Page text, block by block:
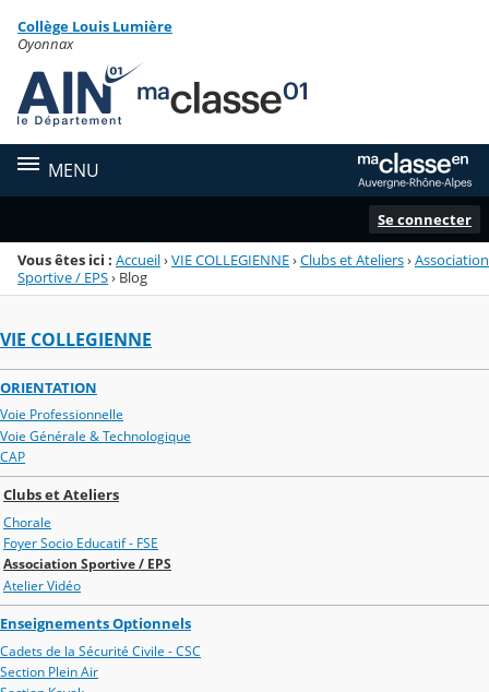
Menu de la rubrique
Contenu
Collège Louis Lumière
Oyonnax
MENU
Se connecter
Vous êtes ici : Accueil›VIE COLLEGIENNE›Clubs et Ateliers›Association
Sportive / EPS› Blog
VIE COLLEGIENNE
ORIENTATION
Voie Professionnelle
Voie Générale & Technologique
CAP
Clubs et Ateliers
Chorale
Foyer Socio Educatif - FSE
Association Sportive / EPS
Atelier Vidéo
Enseignements Optionnels
Cadets de la Sécurité Civile - CSC
Section Plein Air